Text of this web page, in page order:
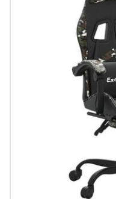
#sharemevidaxl